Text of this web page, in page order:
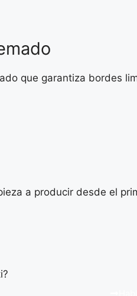
que garantiza bordes
a producir desde el